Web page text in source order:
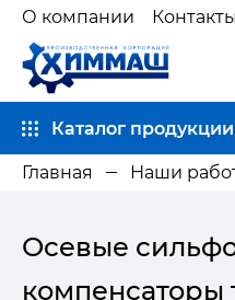
О компании Контакты
Каталог продукции
Главная Наши
Осевые